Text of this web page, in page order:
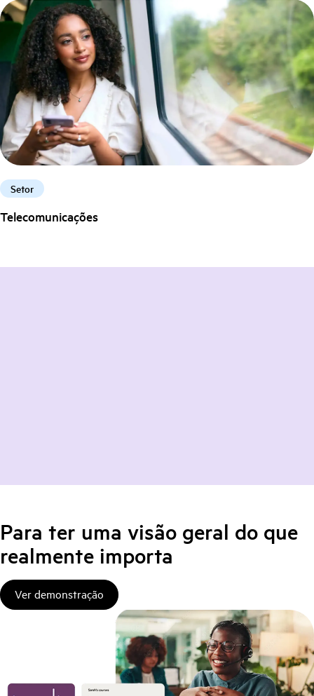
Setor
Telecomunicações
Para ter uma visão geral do que
realmente importa
Ver demonstração